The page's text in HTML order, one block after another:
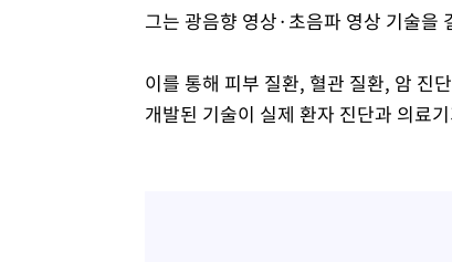
그는 광음향 영상·초음파 영상 기술을
이를 통해 피부 질환, 혈관 질환, 암 진
개발된 기술이 실제 환자 진단과 의료